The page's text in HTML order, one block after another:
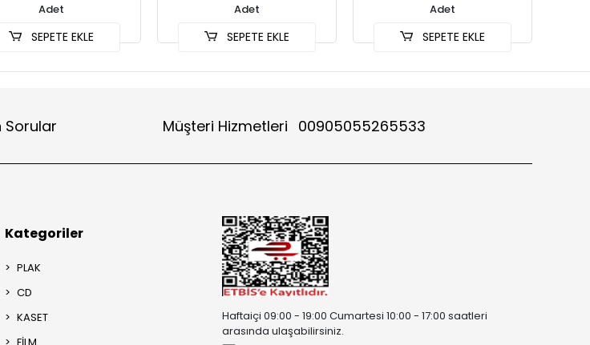
Adet
SEPETE EKLE
Adet
SEPETE EKLE
Adet
SEPETE EKLE
Sorular Müşteri Hizmetleri 00905055265533
Kategoriler
PLAK
CD
KASET
Haftaiçi 09:00 - 19:00 Cumartesi 10:00 - 17:00 saatleri
arasında ulaşabilirsiniz.